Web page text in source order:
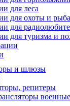
для леса
для охоты и
для
для туризма и
и шлюзы
репитеры